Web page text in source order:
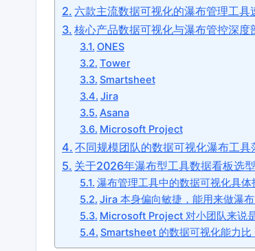
六款主流数据可视化的瀑布管理工具
核心产品数据可视化与瀑布管控深度
ONES
Tower
Smartsheet
Jira
Asana
Microsoft Project
不同规模团队的数据可视化瀑布工具
关于2026年瀑布型工具数据看板选
瀑布管理工具中的数据可视化具体
Jira 本身偏向敏捷，能用来做瀑布
Microsoft Project 对小团队来说
Smartsheet 的数据可视化能力比